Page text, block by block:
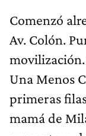
Comenzó
Av. Colón.
movilización.
Una Menos
primeras
mamá de